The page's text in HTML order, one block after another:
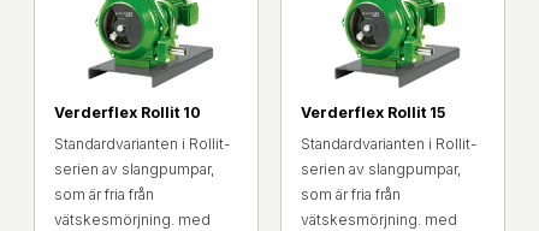
Verderflex Rollit 10
Standardvarianten i Rollit-
serien av slangpumpar,
som är fria från
vätskesmörjning. med
Verderflex Rollit 15
Standardvarianten i Rollit-
serien av slangpumpar,
som är fria från
vätskesmörjning. med